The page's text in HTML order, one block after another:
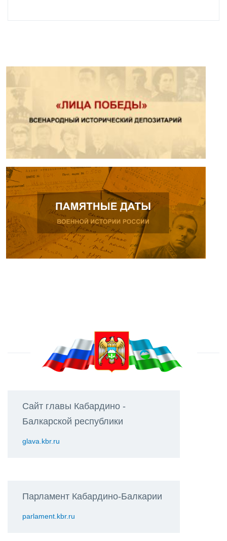
Сайт главы Кабардино -
Балкарской республики
glava.kbr.ru
Парламент Кабардино-Балкарии
parlament.kbr.ru